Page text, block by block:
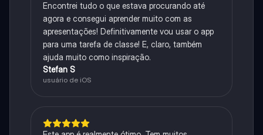
Encontrei tudo o que estava procurando até
agora e consegui aprender muito com as
apresentações! Definitivamente vou usar o app
para uma tarefa de classe! E, claro, também
ajuda muito como inspiração.
Stefan S
usuário de iOS